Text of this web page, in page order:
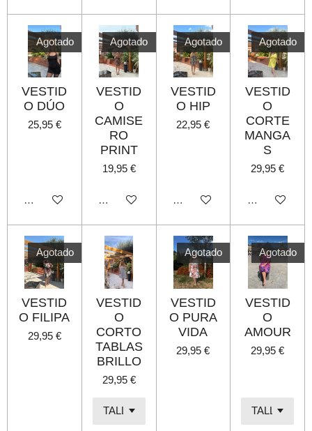
Agotado
VESTID
O DÚO
25,95 €
Agotado
Agotado
VESTID
O
CAMISE
RO
PRINT
19,95 €
Agotado
Agotado
VESTID
O HIP
22,95 €
Agotado
Agotado
VESTID
O
CORTE
MANGA
S
29,95 €
Agotado
Agotado
VESTID
O FILIPA
29,95 €
VESTID
O
CORTO
TABLAS
BRILLO
29,95 €
Agotado
VESTID
O PURA
VIDA
29,95 €
Agotado
VESTID
O
AMOUR
29,95 €